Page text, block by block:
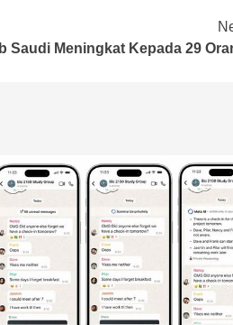
Saudi Meningkat Kepada 29